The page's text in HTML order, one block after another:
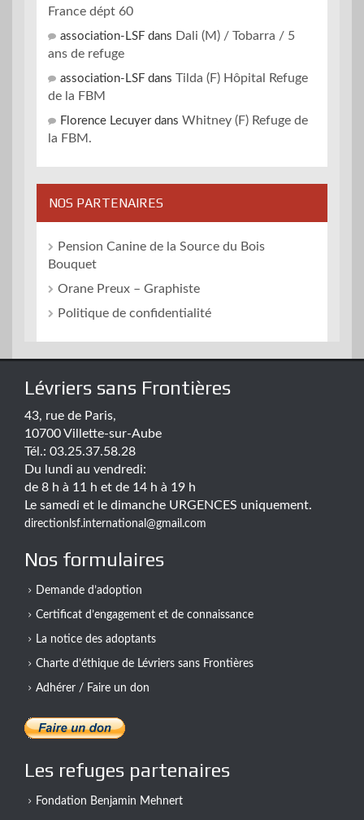
France dépt 60
association-LSF dans Dali (M) / Tobarra / 5
ans de refuge
association-LSF dans Tilda (F) Hôpital Refuge
de la FBM
Florence Lecuyerdans Whitney (F) Refuge de
la FBM.
NOS PARTENAIRES
Pension Canine de la Source du Bois
Bouquet
Orane Preux – Graphiste
Politique de confidentialité
Lévriers sans Frontières
43, rue de Paris,
10700 Villette-sur-Aube
Tél.: 03.25.37.58.28
Du lundi au vendredi:
de 8 h à 11 h et de 14 h à 19 h
Le samedi et le dimanche URGENCES uniquement.
directionlsf.international@gmail.com
Nos formulaires
Demande d’adoption
Certificat d’engagement et de connaissance
La notice des adoptants
Charte d’éthique de Lévriers sans Frontières
Adhérer / Faire un don
Les refuges partenaires
Fondation Benjamin Mehnert